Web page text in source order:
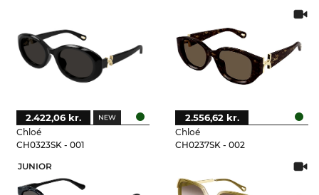
Chloé
CH0323SK - 001
2.422,06 kr.
Chloé
CH0237SK - 002
2.556,62 kr.
JUNIOR